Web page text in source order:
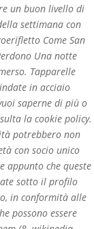
un buon livello di
settimana con
Come San
Una notte
Tapparelle
in acciaio
saperne di più o
la cookie policy.
potrebbero non
con socio unico
appunto che queste
sotto il profilo
in conformità alle
possono essere
Colombia